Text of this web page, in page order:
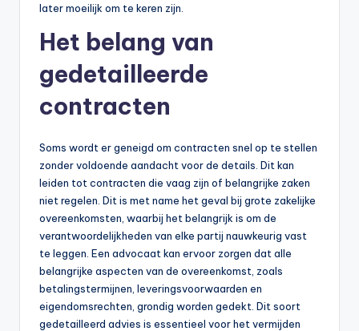
later moeilijk om te keren zijn.
Het belang van
gedetailleerde
contracten
Soms wordt er geneigd om contracten snel op te stellen
zonder voldoende aandacht voor de details. Dit kan
leiden tot contracten die vaag zijn of belangrijke zaken
niet regelen. Dit is met name het geval bij grote zakelijke
overeenkomsten, waarbij het belangrijk is om de
verantwoordelijkheden van elke partij nauwkeurig vast
te leggen. Een advocaat kan ervoor zorgen dat alle
belangrijke aspecten van de overeenkomst, zoals
betalingstermijnen, leveringsvoorwaarden en
eigendomsrechten, grondig worden gedekt. Dit soort
gedetailleerd advies is essentieel voor het vermijden